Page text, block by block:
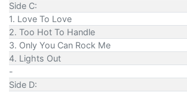
Side C:
1. Love To Love
2. Too Hot To Handle
3. Only You Can Rock Me
4. Lights Out
-
Side D: